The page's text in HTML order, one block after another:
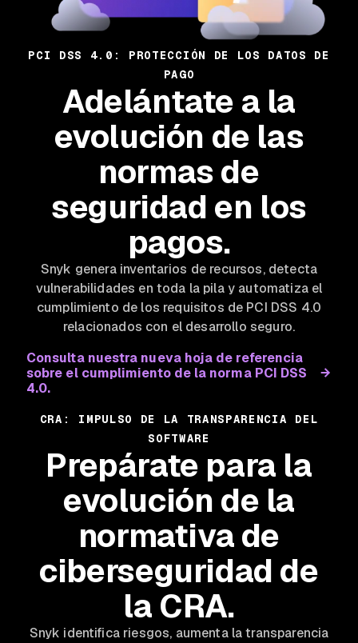
PCI DSS 4.0: PROTECCIÓN DE LOS DATOS DE
PAGO
Adelántate a la
evolución de las
normas de
seguridad en los
pagos.
Snyk genera inventarios de recursos, detecta
vulnerabilidades en toda la pila y automatiza el
cumplimiento de los requisitos de PCI DSS 4.0
relacionados con el desarrollo seguro.
Consulta nuestra nueva hoja de referencia
sobre el cumplimiento de la norma PCI DSS
4.0.
CRA: IMPULSO DE LA TRANSPARENCIA DEL
SOFTWARE
Prepárate para la
evolución de la
normativa de
ciberseguridad de
la CRA.
Snyk identifica riesgos, aumenta la transparencia